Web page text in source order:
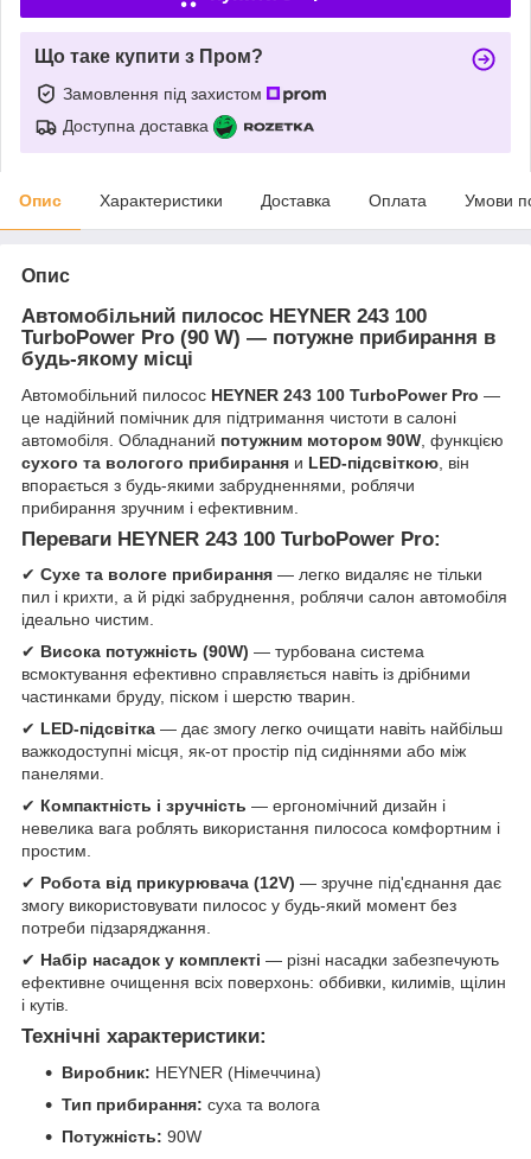
Що таке купити з Пром?
Замовлення під захистом
Доступна доставка
Опис Характеристики Доставка Оплата Умови
Опис
Автомобільний пилосос HEYNER 243 100
TurboPower Pro (90 W) — потужне прибирання в
будь-якому місці
Автомобільний пилосос HEYNER 243 100 TurboPower Pro —
це надійний помічник для підтримання чистоти в салоні
автомобіля. Обладнаний потужним мотором 90W , функцією
сухого та вологого прибирання и LED-підсвіткою , він
впорається з будь-якими забрудненнями, роблячи
прибирання зручним і ефективним.
Переваги HEYNER 243 100 TurboPower Pro:
✔ Сухе та вологе прибирання — легко видаляє не тільки
пил і крихти, а й рідкі забруднення, роблячи салон автомобіля
ідеально чистим.
✔ Висока потужність (90W) — турбована система
всмоктування ефективно справляється навіть із дрібними
частинками бруду, піском і шерстю тварин.
✔ LED-підсвітка — дає змогу легко очищати навіть найбільш
важкодоступні місця, як-от простір під сидіннями або між
панелями.
✔ Компактність і зручність — ергономічний дизайн і
невелика вага роблять використання пилососа комфортним і
простим.
✔ Робота від прикурювача (12V) — зручне під'єднання дає
змогу використовувати пилосос у будь-який момент без
потреби підзаряджання.
✔ Набір насадок у комплекті — різні насадки забезпечують
ефективне очищення всіх поверхонь: оббивки, килимів, щілин
і кутів.
Технічні характеристики:
Виробник: HEYNER (Німеччина)
Тип прибирання: суха та волога
Потужність: 90W